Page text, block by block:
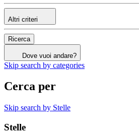
Altri criteri
Ricerca
Dove vuoi andare?
Skip search by categories
Cerca per
Skip search by Stelle
Stelle